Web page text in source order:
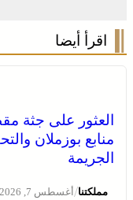
اقرأ أيضا
العثور على جثة
منابع بوزملان
الجريمة
مملكتنا/أغسطس 7, 2026